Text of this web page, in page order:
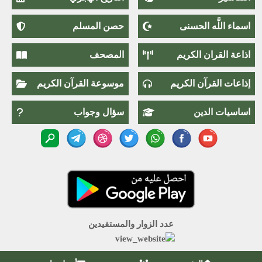
اسماء اللَّٰه الحسنى حصن المسلم
اذاعة القران الكريم المصحف
إذاعات القرآن الكريم موسوعة القرآن الكريم
اساسيات الدين سؤال وجواب
عدد الزوار والمستفيدين